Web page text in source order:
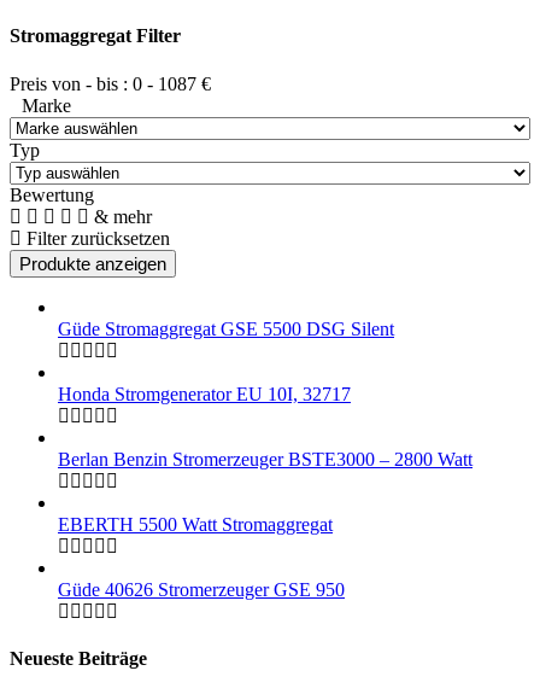
Stromaggregat Filter
Preis von - bis : 0 - 1087 €
Marke
Typ
Bewertung
& mehr
Filter zurücksetzen
Güde Stromaggregat GSE 5500 DSG Silent
Honda Stromgenerator EU 10I, 32717
Berlan Benzin Stromerzeuger BSTE3000 – 2800 Watt
EBERTH 5500 Watt Stromaggregat
Güde 40626 Stromerzeuger GSE 950
Neueste Beiträge